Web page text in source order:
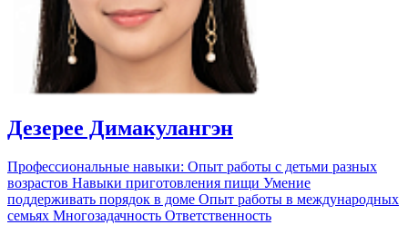
Дезерее Димакулангэн
Профессиональные навыки: Опыт работы с детьми разных
возрастов Навыки приготовления пищи Умение
поддерживать порядок в доме Опыт работы в международных
семьях Многозадачность Ответственность